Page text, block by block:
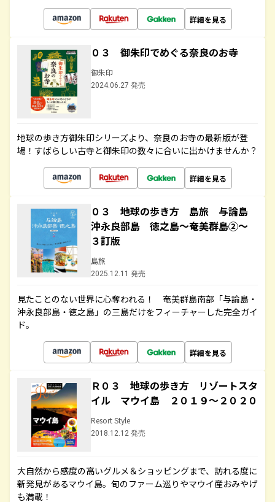
詳細を見る
０３ 御朱印でめぐる奈良のお寺
御朱印
2024.06.27 発売
地球の歩き方御朱印シリーズより、奈良のお寺の最新版が登
場！すばらしい古寺と御朱印の数々に合いに出かけませんか？
詳細を見る
０３ 地球の歩き方 島旅 与論島
沖永良部島 徳之島～奄美群島②～
３訂版
島旅
2025.12.11 発売
見たことのない世界に心奪われる！ 奄美群島南部「与論島・
沖永良部島・徳之島」の三島だけをフィーチャーした完全ガイ
ド。
詳細を見る
Ｒ０３ 地球の歩き方 リゾートスタ
イル マウイ島 ２０１９～２０２０
Resort Style
2018.12.12 発売
大自然から感度の高いグルメ＆ショッピングまで、訪れる度に
新発見があるマウイ島。旬のファーム巡りやマウイ産おみやげ
も満載！